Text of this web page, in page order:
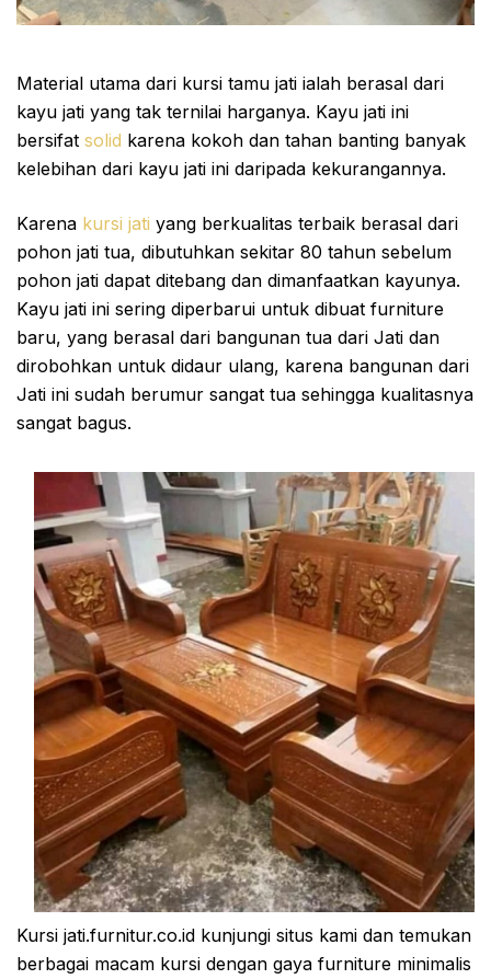
Material utama dari kursi tamu jati ialah berasal dari
kayu jati yang tak ternilai harganya. Kayu jati ini
bersifat solid karena kokoh dan tahan banting banyak
kelebihan dari kayu jati ini daripada kekurangannya.
Karena kursi jati yang berkualitas terbaik berasal dari
pohon jati tua, dibutuhkan sekitar 80 tahun sebelum
pohon jati dapat ditebang dan dimanfaatkan kayunya.
Kayu jati ini sering diperbarui untuk dibuat furniture
baru, yang berasal dari bangunan tua dari Jati dan
dirobohkan untuk didaur ulang, karena bangunan dari
Jati ini sudah berumur sangat tua sehingga kualitasnya
sangat bagus.
Kursi jati.furnitur.co.id kunjungi situs kami dan temukan
berbagai macam kursi dengan gaya furniture minimalis